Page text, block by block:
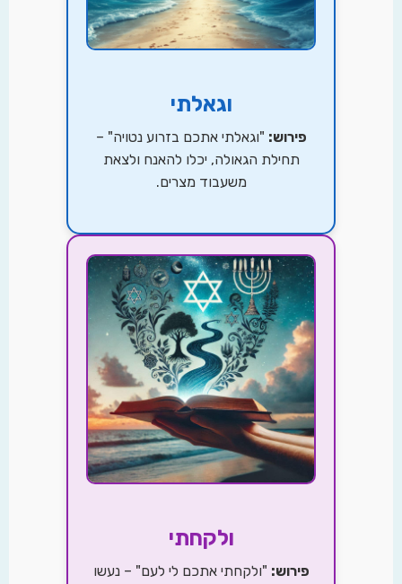
וגאלתי
פירוש:"וגאלתי אתכם בזרוע נטויה" –
תחילת הגאולה, יכלו להאנח ולצאת
משעבוד מצרים.
ולקחתי
פירוש:"ולקחתי אתכם לי לעם" – נעשו